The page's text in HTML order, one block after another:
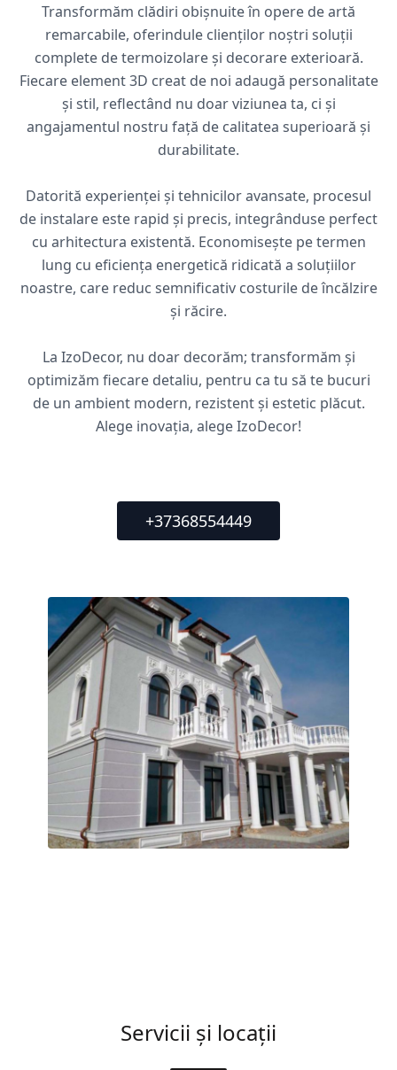
Transformăm clădiri obișnuite în opere de artă
remarcabile, oferindule clienților noștri soluții
complete de termoizolare și decorare exterioară.
Fiecare element 3D creat de noi adaugă personalitate
și stil, reflectând nu doar viziunea ta, ci și
angajamentul nostru față de calitatea superioară și
durabilitate.
Datorită experienței și tehnicilor avansate, procesul
de instalare este rapid și precis, integrânduse perfect
cu arhitectura existentă. Economisește pe termen
lung cu eficiența energetică ridicată a soluțiilor
noastre, care reduc semnificativ costurile de încălzire
și răcire.
La IzoDecor, nu doar decorăm; transformăm și
optimizăm fiecare detaliu, pentru ca tu să te bucuri
de un ambient modern, rezistent și estetic plăcut.
Alege inovația, alege IzoDecor!
+37368554449
Servicii și locații